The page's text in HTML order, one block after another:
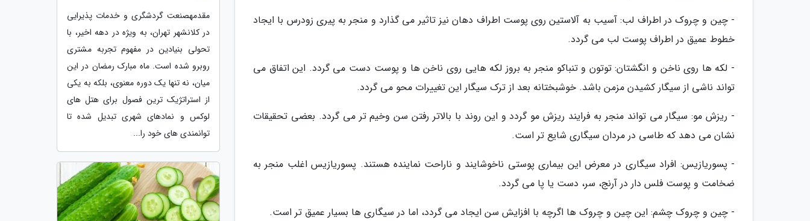
- چین و چروک در اطراف لب: آسیب به آلاستین روی پوست اطراف دهان نیز تاثیر می گذارد و منجر به پیری زودرس با ایجاد
خطوط عمیق در اطراف پوست لب می گردد.
- لکه ها روی ناخن و انگشتان: توتون و تنباکو منجر به بروز لکه هایی روی ناخن ها و پوست دست می گردد. این اتفاق می
تواند ناشی از سیگار کشیدن مزمن باشد. خوشبختانه بعد از ترک سیگار این تغییرات محو می گردد.
- ریزش مو: سیگار می تواند منجر به فرایند ریزش مو گردد و این روند با بالاتر رفتن سن وخیم تر می گردد. بعضی تحقیقات
نشان می دهد که طاسی در مردان سیگاری شایع تر است.
- پسوریازیس: افراد سیگاری در معرض این بیماری پوستی ناخوشایند و ناراحت نماینده هستند. پسوریازیس اغلب منجر به
ضخامت و پوست فلس دار در آرنج، سر، دست یا پا می گردد.
- چین و چروک چشم: این چین و چروک ها اگرچه با افزایش سن ایجاد می گردد، اما در سیگاری ها بسیار عمیق تر است.
مقدمهصنعت گردشگری و خدمات پذیرایی
در کلانشهر تهران، به ویژه در دهه اخیر، با
تحولی بنیادین در مفهوم تجربه مشتری
روبرو شده است. ماه مبارک رمضان در این
میان، نه تنها یک دوره معنوی، بلکه به یکی
از استراتژیک ترین فصول برای هتل های
لوکس و نمادهای شهری تبدیل شده تا
توانمندی های خود را...